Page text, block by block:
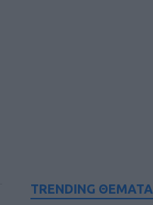
TRENDING ΘΕΜΑΤΑ